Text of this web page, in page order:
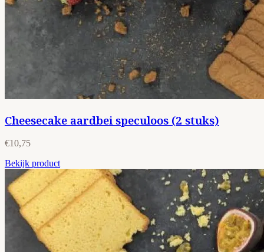
Cheesecake aardbei speculoos (2 stuks)
€10,75
Bekijk product